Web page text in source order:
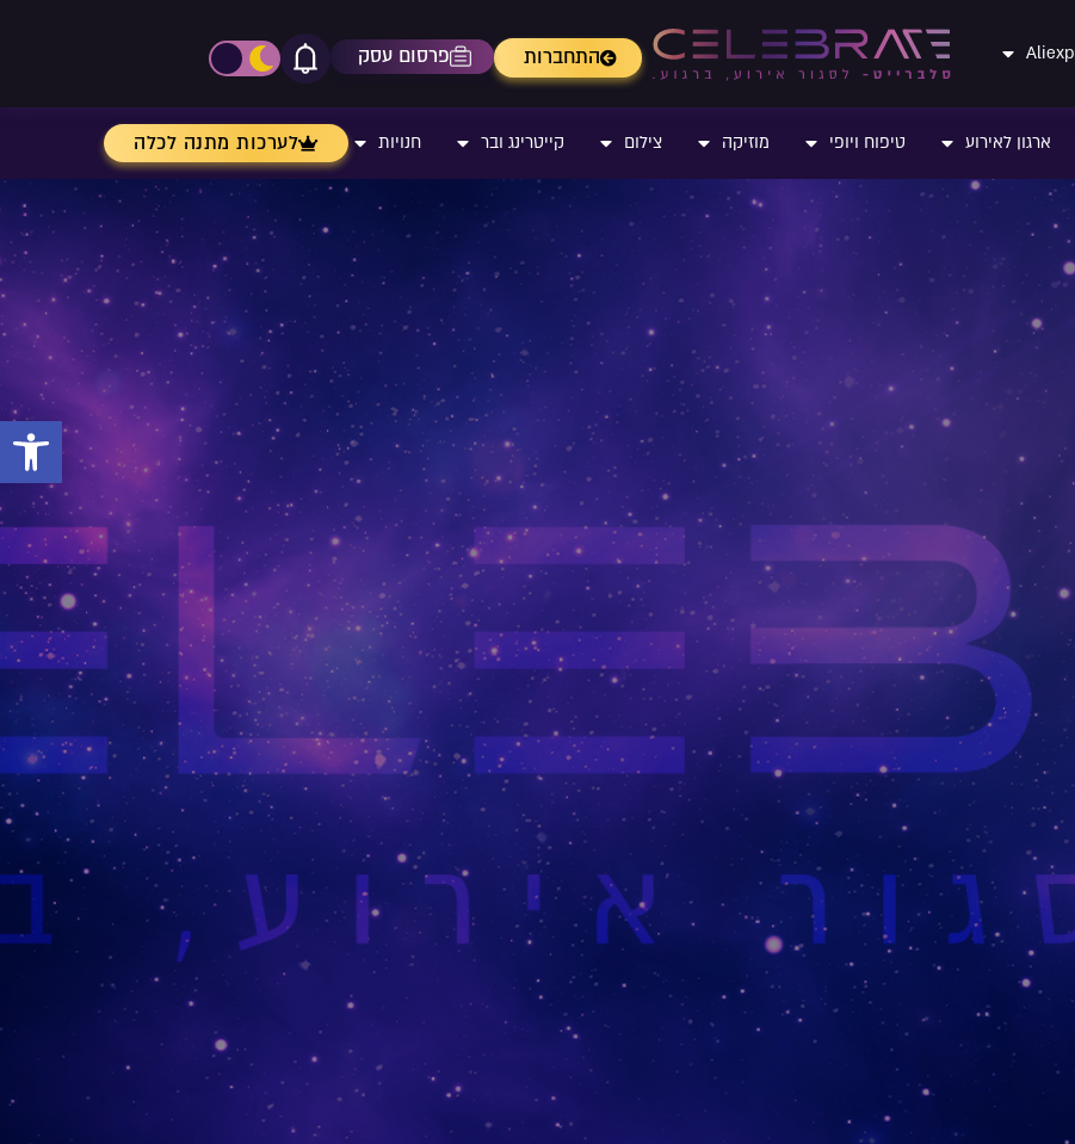
התחברות פרסום עסק
פתיחת\סגירת מרכז
אייקון פעמון
ארגון לאירוע טיפוח ויופי מוזיקה צילום קייטרינג ובר חנויות לערכות מתנה לכלה